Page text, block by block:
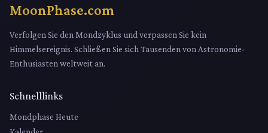
MoonPhase.com
Verfolgen Sie den Mondzyklus und verpassen Sie kein
Himmelsereignis. Schließen Sie sich Tausenden von Astronomie-
Enthusiasten weltweit an.
Schnelllinks
Mondphase Heute